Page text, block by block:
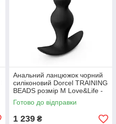
Анальний ланцюжок чорний
силіконовий Dorcel TRAINING
BEADS розмір M Love&Life -
online-multimarket-
Готово до відправки
1 239 ₴